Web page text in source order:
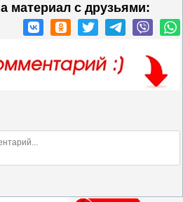
материал c друзьями: